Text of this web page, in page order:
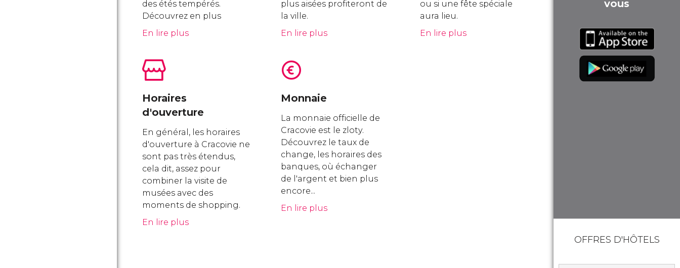
des étés tempérés.
Découvrez en plus
En lire plus
plus aisées profiteront de
la ville.
En lire plus
ou si une fête spéciale
aura lieu.
En lire plus
Horaires
d'ouverture
En général, les horaires
d'ouverture à Cracovie ne
sont pas très étendus,
cela dit, assez pour
combiner la visite de
musées avec des
moments de shopping.
En lire plus
Monnaie
La monnaie officielle de
Cracovie est le zloty.
Découvrez le taux de
change, les horaires des
banques, où échanger
de l'argent et bien plus
encore...
En lire plus
vous
OFFRES D'HÔTELS